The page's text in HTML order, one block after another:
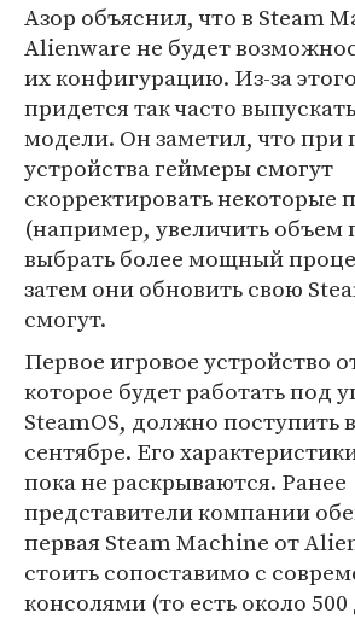
Азор объяснил, что в Steam
Alienware не будет
их конфигурацию. Из-за
придется так часто
модели. Он заметил, что при
устройства геймеры смогут
скорректировать некоторые
(например, увеличить объем
выбрать более мощный
затем они обновить свою
смогут.
Первое игровое устройство
которое будет работать под
SteamOS, должно поступить
сентябре. Его
пока не раскрываются. Ранее
представители компании
первая Steam Machine от
стоить сопоставимо с
консолями (то есть около